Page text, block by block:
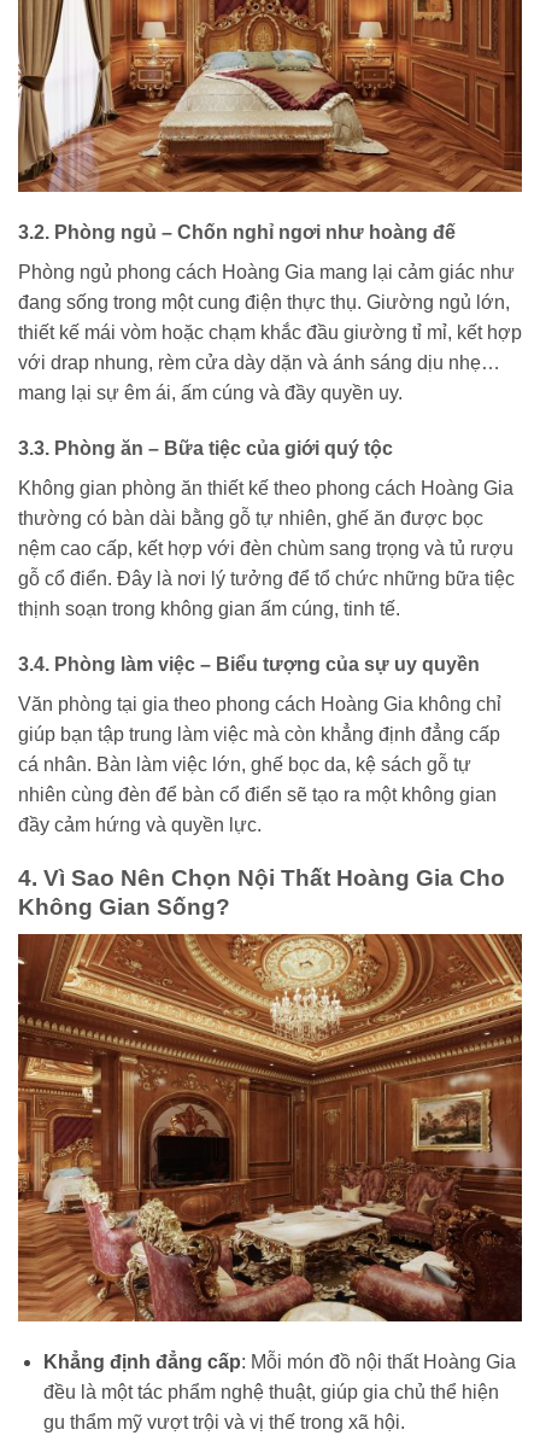
3.2. Phòng ngủ – Chốn nghỉ ngơi như hoàng đế
Phòng ngủ phong cách Hoàng Gia mang lại cảm giác như
đang sống trong một cung điện thực thụ. Giường ngủ lớn,
thiết kế mái vòm hoặc chạm khắc đầu giường tỉ mỉ, kết hợp
với drap nhung, rèm cửa dày dặn và ánh sáng dịu nhẹ…
mang lại sự êm ái, ấm cúng và đầy quyền uy.
3.3. Phòng ăn – Bữa tiệc của giới quý tộc
Không gian phòng ăn thiết kế theo phong cách Hoàng Gia
thường có bàn dài bằng gỗ tự nhiên, ghế ăn được bọc
nệm cao cấp, kết hợp với đèn chùm sang trọng và tủ rượu
gỗ cổ điển. Đây là nơi lý tưởng để tổ chức những bữa tiệc
thịnh soạn trong không gian ấm cúng, tinh tế.
3.4. Phòng làm việc – Biểu tượng của sự uy quyền
Văn phòng tại gia theo phong cách Hoàng Gia không chỉ
giúp bạn tập trung làm việc mà còn khẳng định đẳng cấp
cá nhân. Bàn làm việc lớn, ghế bọc da, kệ sách gỗ tự
nhiên cùng đèn để bàn cổ điển sẽ tạo ra một không gian
đầy cảm hứng và quyền lực.
4. Vì Sao Nên Chọn Nội Thất Hoàng Gia Cho
Không Gian Sống?
Khẳng định đẳng cấp: Mỗi món đồ nội thất Hoàng Gia
đều là một tác phẩm nghệ thuật, giúp gia chủ thể hiện
gu thẩm mỹ vượt trội và vị thế trong xã hội.